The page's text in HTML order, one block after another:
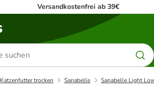
Versandkostenfrei ab 39€
Katzenfutter trocken Sanabelle Sanabelle Light